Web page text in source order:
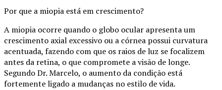
Por que a miopia está em crescimento?
A miopia ocorre quando o globo ocular apresenta um
crescimento axial excessivo ou a córnea possui curvatura
acentuada, fazendo com que os raios de luz se focalizem
antes da retina, o que compromete a visão de longe.
Segundo Dr. Marcelo, o aumento da condição está
fortemente ligado a mudanças no estilo de vida.